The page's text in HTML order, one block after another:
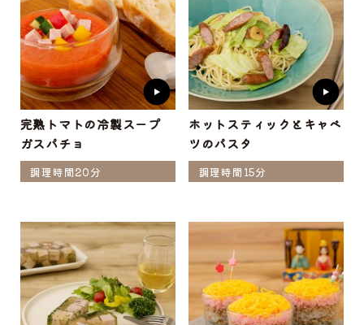
完熟トマトの冷製スープ
ガスパチョ
調理時間20分
ホットスティックとキャベ
ツのパスタ
調理時間15分